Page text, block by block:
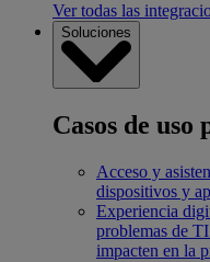
Ver todas las
Soluciones
Casos de uso
Acceso y
dispositivos y
Experiencia
problemas de
impacten en la